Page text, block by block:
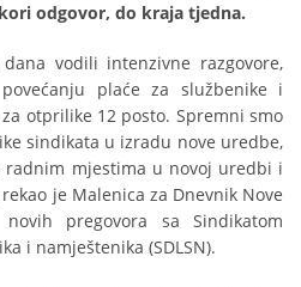
odgovor, do kraja tjedna.
vodili intenzivne razgovore,
plaće za službenike i
otprilike 12 posto. Spremni smo
sindikata u izradu nove uredbe,
radnim mjestima u novoj uredbi i
je Malenica za Dnevnik Nove
pregovora sa Sindikatom
i namještenika (SDLSN).